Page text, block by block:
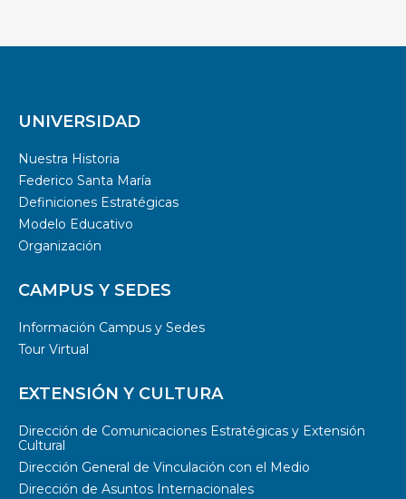
UNIVERSIDAD
Nuestra Historia
Federico Santa María
Definiciones Estratégicas
Modelo Educativo
Organización
CAMPUS Y SEDES
Información Campus y Sedes
Tour Virtual
EXTENSIÓN Y CULTURA
Dirección de Comunicaciones Estratégicas y Extensión
Cultural
Dirección General de Vinculación con el Medio
Dirección de Asuntos Internacionales